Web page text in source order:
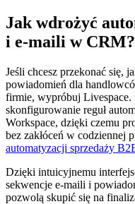
Jak wdrożyć
i e-maili w CRM?
Jeśli chcesz przekonać się,
powiadomień dla
firmie, wypróbuj Livespace.
skonfigurowanie reguł
Workspace, dzięki czemu
bez zakłóceń w codziennej
automatyzacji sprzedaży
Dzięki intuicyjnemu
sekwencje e-maili i
pozwolą skupić się na